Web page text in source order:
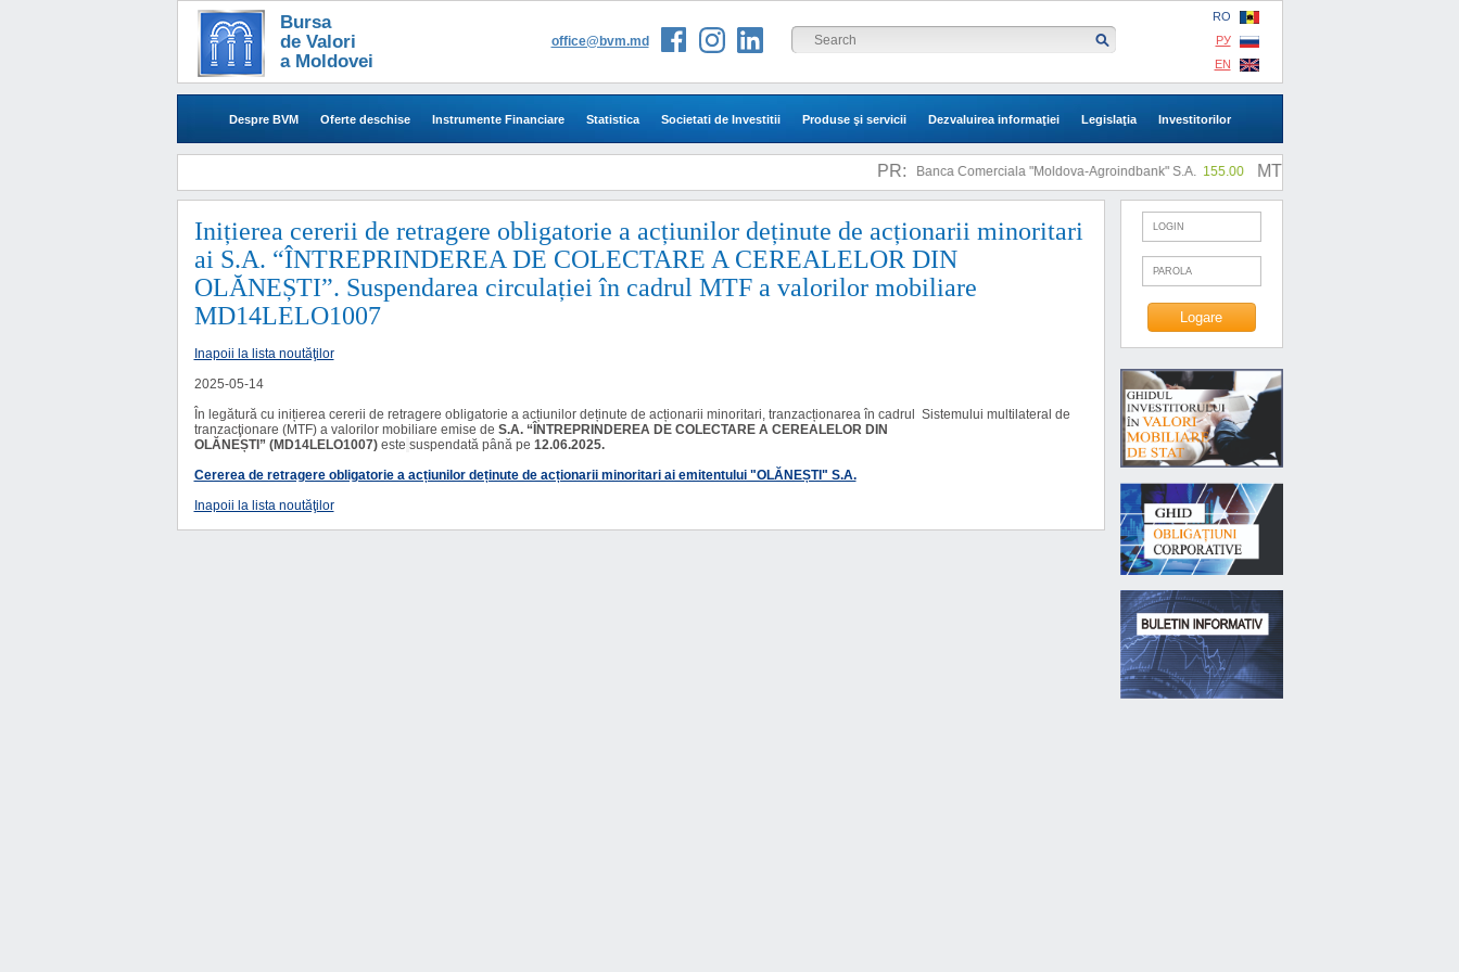
Bursa
de Valori
a Moldovei
RO
РУ
EN
office@bvm.md
Despre BVM Oferte deschise Instrumente Financiare Statistica Societati de Investitii Produse şi servicii Dezvaluirea informaţiei Legislaţia Investitorilor
PR: Banca Comerciala "Moldova-Agroindbank" S.A. 155.00 MTF: |
​​​Inițierea cererii de retragere obligatorie a acțiunilor deținute de acționarii minoritari
ai S.A. “ÎNTREPRINDEREA DE COLECTARE A CEREALELOR DIN
OLĂNEȘTI”. Suspendarea circulației în cadrul MTF a valorilor mobiliare
MD14LELO1007
Inapoii la lista noutăţilor
2025-05-14
În legătură cu inițierea cererii de retragere obligatorie a acțiunilor deținute de acționarii minoritari, tranzacționarea în cadrul Sistemului multilateral de
tranzacţionare (MTF) a valorilor mobiliare emise de S.A. “ÎNTREPRINDEREA DE COLECTARE A CEREALELOR DIN
OLĂNEȘTI” (MD14LELO1007) este suspendată până pe 12.06.2025.
Cererea de retragere obligatorie a acțiunilor deținute de acționarii minoritari ai emitentului "OLĂNEȘTI" S.A.
Inapoii la lista noutăţilor